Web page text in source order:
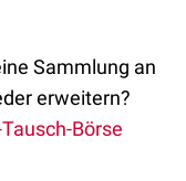
Sammlung an
erweitern?
Börse